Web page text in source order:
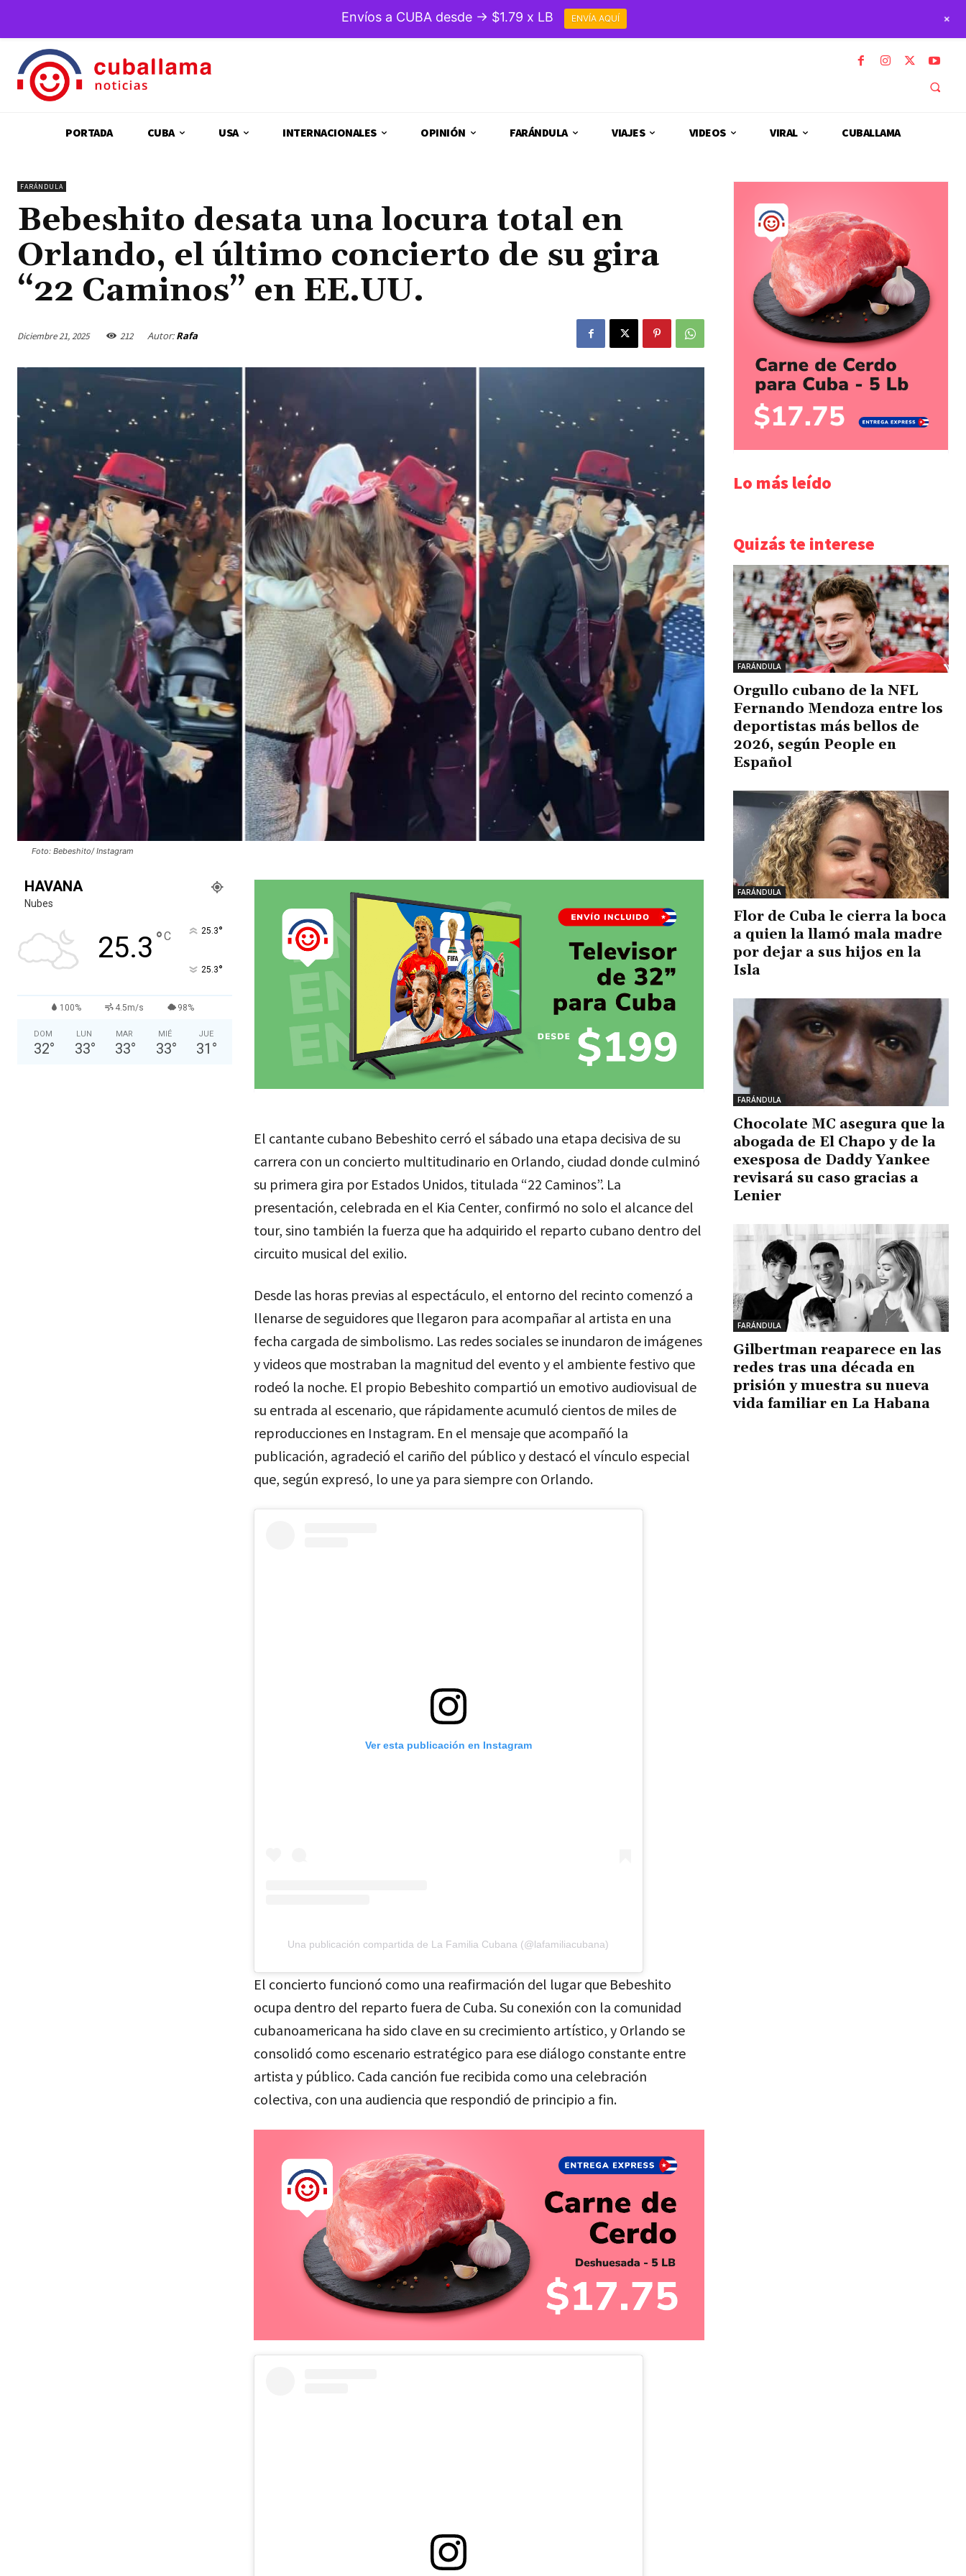
PORTADA CUBA USA INTERNACIONALES OPINIÓN FARÁNDULA VIAJES VIDEOS VIRAL CUBALLAMA
FARÁNDULA
Bebeshito desata una locura total en
Orlando, el último concierto de su gira
“22 Caminos” en EE.UU.
Diciembre 21, 2025 212 Autor: Rafa
Foto: Bebeshito/ Instagram
HAVANA
Nubes
25.3 °C 25.3°
25.3°
100% 4.5m/s 98%
DOM
32°
LUN
33°
MAR
33°
MIÉ
33°
JUE
31 °
El cantante cubano Bebeshito cerró el sábado una etapa decisiva de su
carrera con un concierto multitudinario en Orlando, ciudad donde culminó
su primera gira por Estados Unidos, titulada “22 Caminos”. La
presentación, celebrada en el Kia Center, confirmó no solo el alcance del
tour, sino también la fuerza que ha adquirido el reparto cubano dentro del
circuito musical del exilio.
Desde las horas previas al espectáculo, el entorno del recinto comenzó a
llenarse de seguidores que llegaron para acompañar al artista en una
fecha cargada de simbolismo. Las redes sociales se inundaron de imágenes
y videos que mostraban la magnitud del evento y el ambiente festivo que
rodeó la noche. El propio Bebeshito compartió un emotivo audiovisual de
su entrada al escenario, que rápidamente acumuló cientos de miles de
reproducciones en Instagram. En el mensaje que acompañó la
publicación, agradeció el cariño del público y destacó el vínculo especial
que, según expresó, lo une ya para siempre con Orlando.
Ver esta publicación en Instagram
Una publicación compartida de La Familia Cubana (@lafamiliacubana)
El concierto funcionó como una reafirmación del lugar que Bebeshito
ocupa dentro del reparto fuera de Cuba. Su conexión con la comunidad
cubanoamericana ha sido clave en su crecimiento artístico, y Orlando se
consolidó como escenario estratégico para ese diálogo constante entre
artista y público. Cada canción fue recibida como una celebración
colectiva, con una audiencia que respondió de principio a fin.
Lo más leído
Quizás te interese
FARÁNDULA
Orgullo cubano de la NFL
Fernando Mendoza entre los
deportistas más bellos de
2026, según People en
Español
FARÁNDULA
Flor de Cuba le cierra la boca
a quien la llamó mala madre
por dejar a sus hijos en la
Isla
FARÁNDULA
Chocolate MC asegura que la
abogada de El Chapo y de la
exesposa de Daddy Yankee
revisará su caso gracias a
Lenier
FARÁNDULA
Gilbertman reaparece en las
redes tras una década en
prisión y muestra su nueva
vida familiar en La Habana
Envíos a CUBA desde → $1.79 x LB ENVÍA AQUÍ +